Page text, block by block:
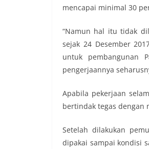
mencapai minimal 30
“Namun hal itu tidak
sejak 24 Desember
untuk pembangunan
pengerjaannya
Apabila pekerjaan
bertindak tegas dengan
Setelah dilakukan
dipakai sampai kondisi